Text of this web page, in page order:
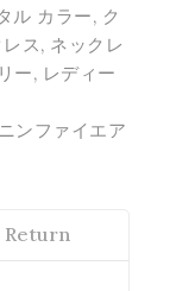
ル カラー, ク
ス , ネックレ
ー, レディー
ニンファイエア
Return